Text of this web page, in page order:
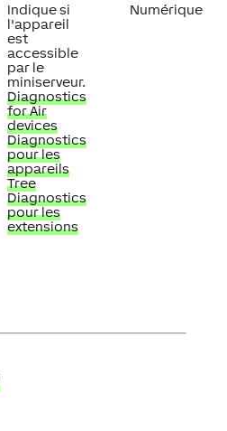
Indique si
l'appareil
est
accessible
par le
miniserveur.
Diagnostics
for Air
devices
Diagnostics
pour les
appareils
Tree
Diagnostics
pour les
extensions
Numérique